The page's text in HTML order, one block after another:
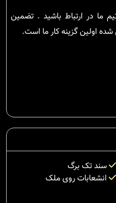
ما در ارتباط باشید . تضمین
اولین گزینه کار ما است.
سند تک برگ
انشعابات روی ملک